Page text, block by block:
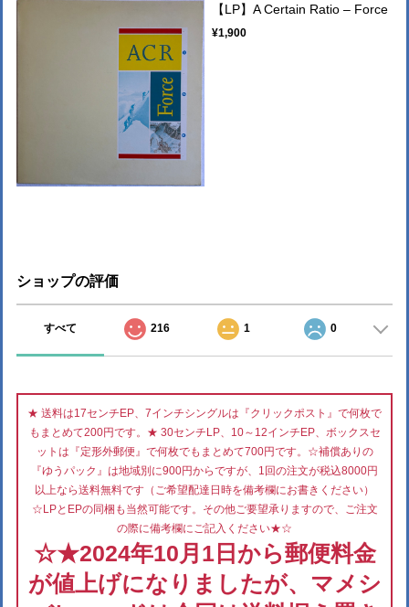
【LP】A Certain Ratio – Force
¥1,900
ショップの評価
すべて 216 1 0
★ 送料は17センチEP、7インチシングルは『クリックポスト』で何枚で
もまとめて200円です。★ 30センチLP、10～12インチEP、ボックスセ
ットは『定形外郵便』で何枚でもまとめて700円です。☆補償ありの
『ゆうパック』は地域別に900円からですが、1回の注文が税込8000円
以上なら送料無料です（ご希望配達日時を備考欄にお書きください）
☆LPとEPの同梱も当然可能です。その他ご要望承りますので、ご注文
の際に備考欄にご記入ください★☆
☆★2024年10月1日から郵便料金
が値上げになりましたが、マメシ